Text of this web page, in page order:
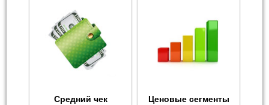
Средний чек Ценовые сегменты